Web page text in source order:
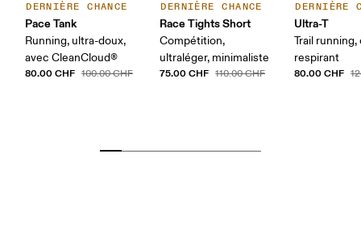
DERNIÈRE CHANCE
Pace Tank
Running, ultra-doux,
avec CleanCloud®
80.00 CHF 100.00 CHF
DERNIÈRE CHANCE
Race Tights Short
Compétition,
ultraléger, minimaliste
75.00 CHF 110.00 CHF
DERNIÈRE
Ultra-T
Trail
respirant
80.00 CHF